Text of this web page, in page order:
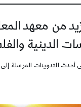
من معهد
الدينية
التدوينات المرسلة إلى